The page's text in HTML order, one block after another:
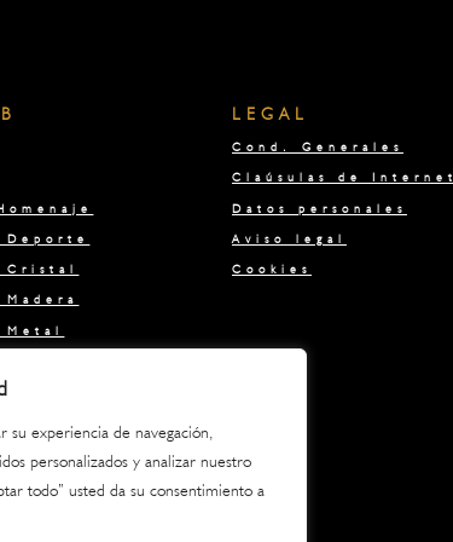
su experiencia de navegación,
personalizados y analizar nuestro
todo” usted da su consentimiento a
Cristal
y comunión
LEGAL
Cond. Generales
Claúsulas de Internet
Datos personales
Aviso legal
Cookies